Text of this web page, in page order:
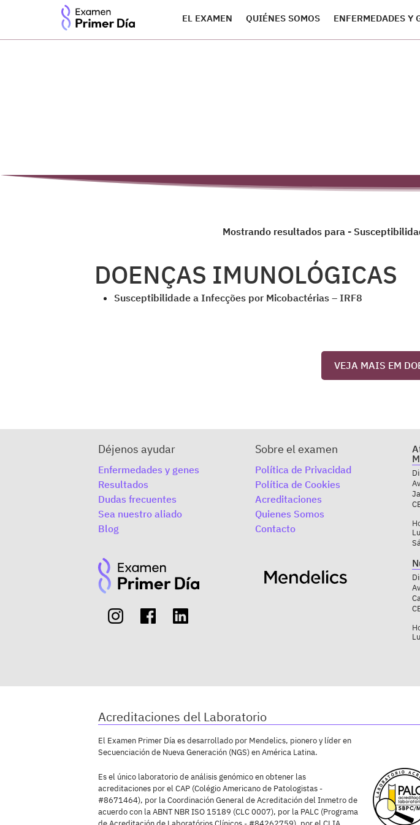
EL EXAMEN QUIÉNES SOMOS ENFERMEDADES Y
Mostrando resultados para -
DOENÇAS IMUNOLÓGICAS
Susceptibilidade a Infecções por Micobactérias – IRF8
VEJA MAIS EM
Déjenos ayudar
Enfermedades y genes
Resultados
Dudas frecuentes
Sea nuestro aliado
Blog
Sobre el examen
Política de Privacidad
Política de Cookies
Acreditaciones
Quienes Somos
Contacto
Acreditaciones del Laboratorio
El Examen Primer Día es desarrollado por Mendelics, pionero y líder en
Secuenciación de Nueva Generación (NGS) en América Latina.
Es el único laboratorio de análisis genómico en obtener las
acreditaciones por el CAP (Colégio Americano de Patologistas -
#8671464), por la Coordinación General de Acreditación del Inmetro de
acuerdo con la ABNT NBR ISO 15189 (CLC 0007), por la PALC (Programa